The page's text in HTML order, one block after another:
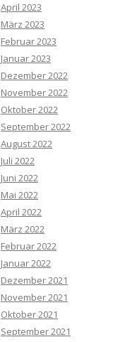
April 2023
März 2023
Februar 2023
Januar 2023
Dezember 2022
November 2022
Oktober 2022
September 2022
August 2022
Juli 2022
Juni 2022
Mai 2022
April 2022
März 2022
Februar 2022
Januar 2022
Dezember 2021
November 2021
Oktober 2021
September 2021